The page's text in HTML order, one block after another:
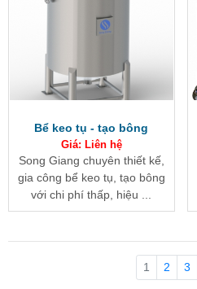
Bể keo tụ - tạo bông
Giá: Liên hệ
Song Giang chuyên thiết kế,
gia công bể keo tụ, tạo bông
với chi phí thấp, hiệu ...
1 2 3